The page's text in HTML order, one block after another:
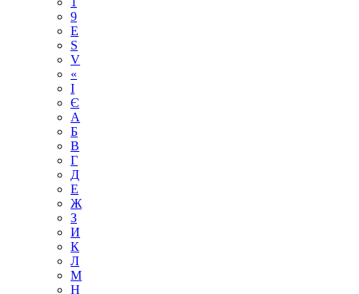
9
E
S
V
«
І
Є
А
Б
В
Г
Д
Е
Ж
З
И
К
Л
М
Н